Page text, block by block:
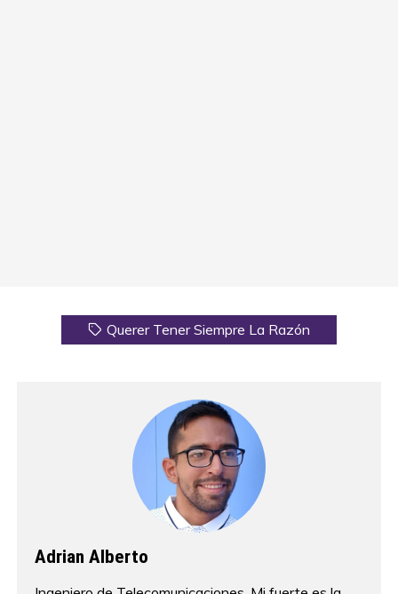
Querer Tener Siempre La Razón
Adrian Alberto